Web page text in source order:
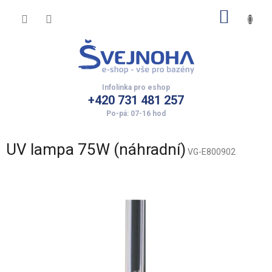
+420 731 481 257
UV lampa 75W (náhradní) VG-E800902